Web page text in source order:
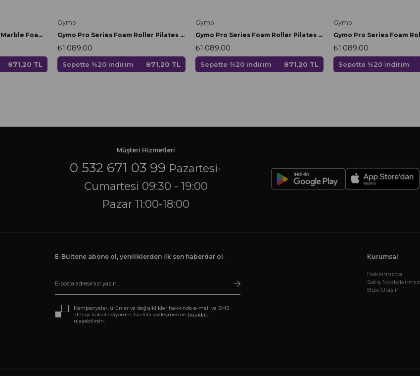
Gymo Pro Series Cloudy Marble Foam Roller Pilates Masaj Rulosu Mor
871,20 TL
Gymo
Gymo Pro Series Foam Roller Pilates Masaj Rulosu Mavi
₺1.089,00
Sepette %20 indirim 871,20 TL
Gymo
Gymo Pro Series Foam Roller Pilates Masaj Rulosu Mor
₺1.089,00
Sepette %20 indirim 871,20 TL
Gymo
₺1.089,00
Sepette %20 indirim
Müşteri Hizmetleri
0 532 671 03 99 Pazartesi-
Cumartesi 09:30 - 19:00
Pazar 11:00-18:00
E-Bültene abone ol, yeniliklerden ilk sen haberdar ol.
Kampanyalar, ürünler ve değişiklikler hakkında e-mail ve SMS
almayı kabul ediyorum. Gizlilik sözleşmesine buradan
ulaşabilirsin.
Kurumsal
Hakkımızda
Satış Noktalarımız
Bize Ulaşın